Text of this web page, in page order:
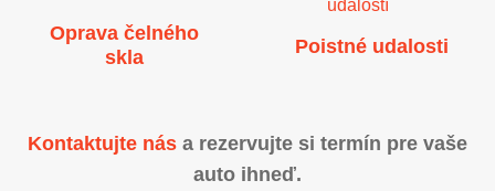
Oprava čelného
skla
Poistné udalosti
Kontaktujte nás a rezervujte si termín pre vaše
auto ihneď.